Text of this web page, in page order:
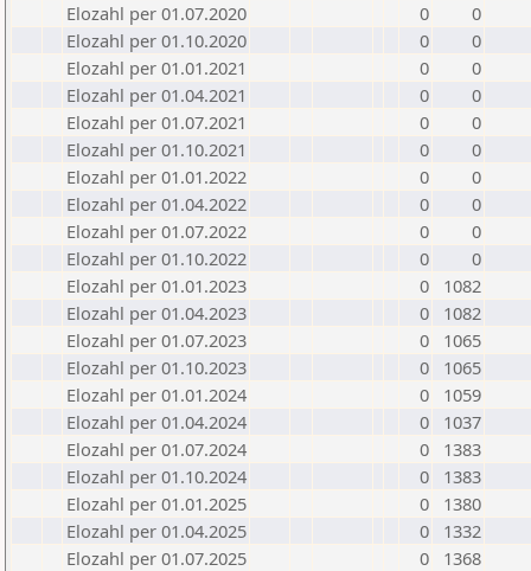
Elozahl per 01.07.2020
0
0
Elozahl per 01.10.2020
0
0
Elozahl per 01.01.2021
0
0
Elozahl per 01.04.2021
0
0
Elozahl per 01.07.2021
0
0
Elozahl per 01.10.2021
0
0
Elozahl per 01.01.2022
0
0
Elozahl per 01.04.2022
0
0
Elozahl per 01.07.2022
0
0
Elozahl per 01.10.2022
0
0
Elozahl per 01.01.2023
0
1082
Elozahl per 01.04.2023
0
1082
Elozahl per 01.07.2023
0
1065
Elozahl per 01.10.2023
0
1065
Elozahl per 01.01.2024
0
1059
Elozahl per 01.04.2024
0
1037
Elozahl per 01.07.2024
0
1383
Elozahl per 01.10.2024
0
1383
Elozahl per 01.01.2025
0
1380
Elozahl per 01.04.2025
0
1332
Elozahl per 01.07.2025
0
1368